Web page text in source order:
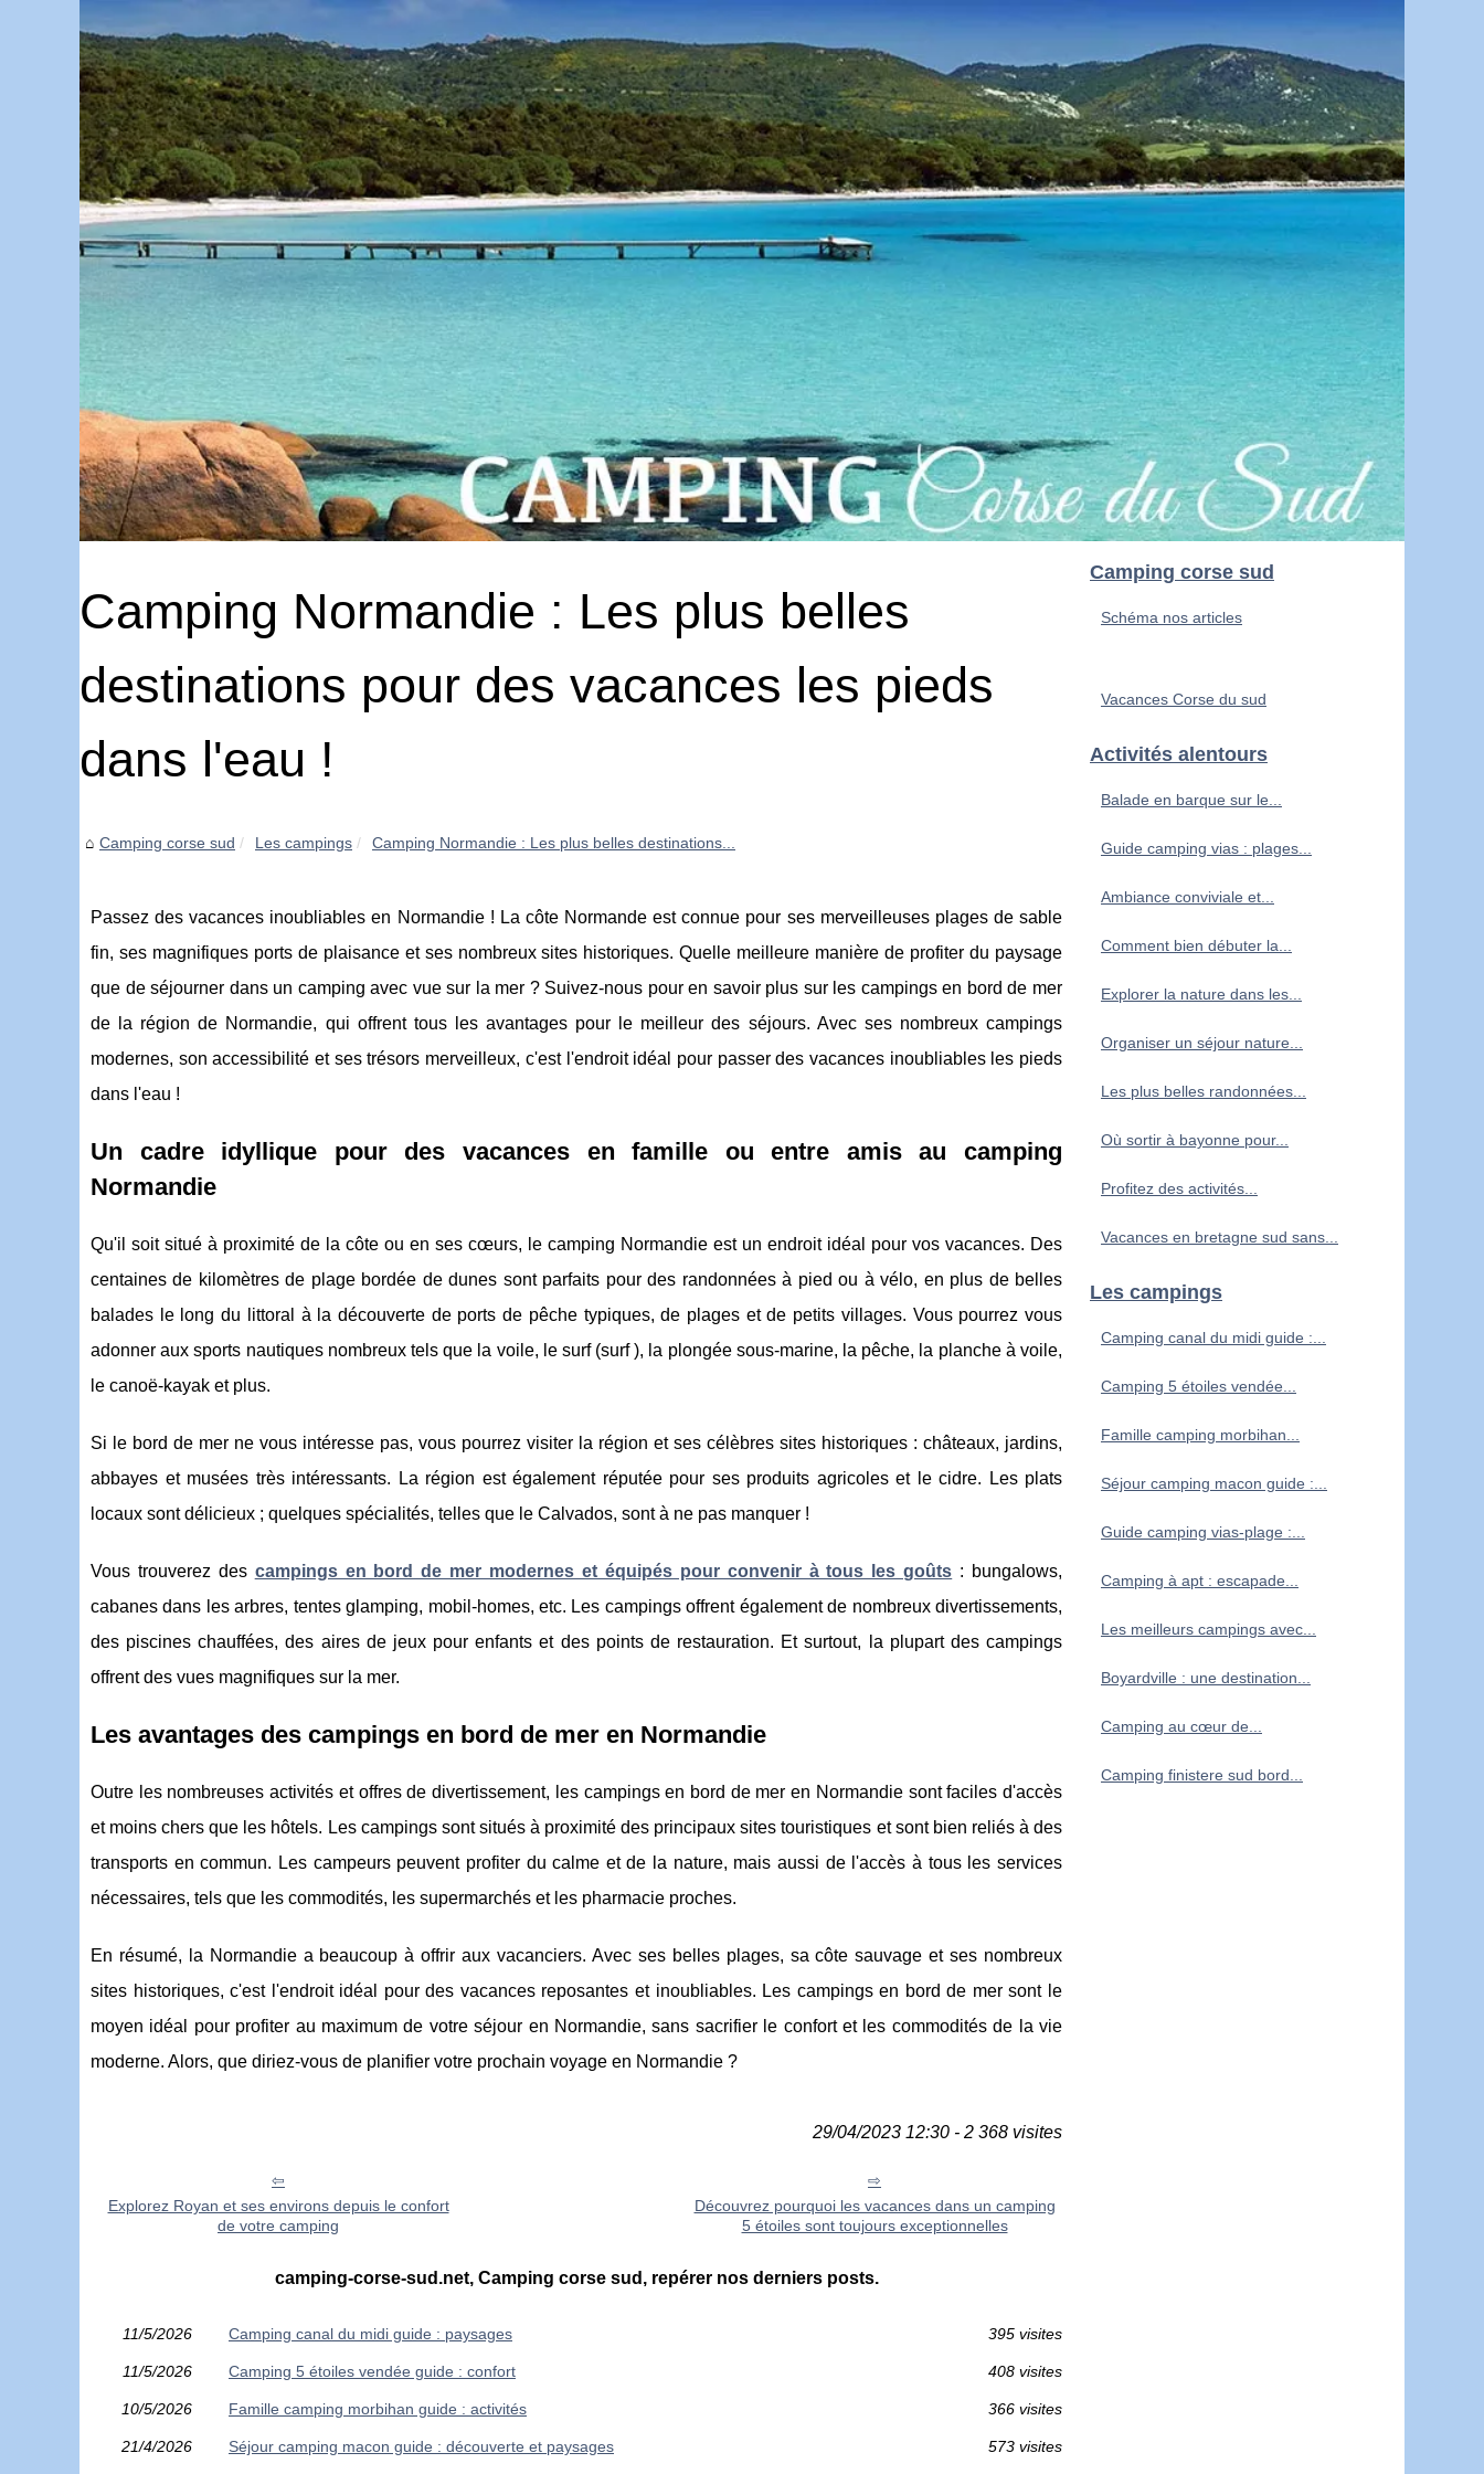
Camping Normandie : Les plus belles
destinations pour des vacances les pieds
dans l'eau !
Camping corse sud Les campings Camping Normandie : Les plus belles destinations...
Passez des vacances inoubliables en Normandie ! La côte Normande est connue pour ses merveilleuses plages de sable
fin, ses magnifiques ports de plaisance et ses nombreux sites historiques. Quelle meilleure manière de profiter du paysage
que de séjourner dans un camping avec vue sur la mer ? Suivez-nous pour en savoir plus sur les campings en bord de mer
de la région de Normandie, qui offrent tous les avantages pour le meilleur des séjours. Avec ses nombreux campings
modernes, son accessibilité et ses trésors merveilleux, c'est l'endroit idéal pour passer des vacances inoubliables les pieds
dans l'eau !
Un cadre idyllique pour des vacances en famille ou entre amis au camping
Normandie
Qu'il soit situé à proximité de la côte ou en ses cœurs, le camping Normandie est un endroit idéal pour vos vacances. Des
centaines de kilomètres de plage bordée de dunes sont parfaits pour des randonnées à pied ou à vélo, en plus de belles
balades le long du littoral à la découverte de ports de pêche typiques, de plages et de petits villages. Vous pourrez vous
adonner aux sports nautiques nombreux tels que la voile, le surf (surf ), la plongée sous-marine, la pêche, la planche à voile,
le canoë-kayak et plus.
Si le bord de mer ne vous intéresse pas, vous pourrez visiter la région et ses célèbres sites historiques : châteaux, jardins,
abbayes et musées très intéressants. La région est également réputée pour ses produits agricoles et le cidre. Les plats
locaux sont délicieux ; quelques spécialités, telles que le Calvados, sont à ne pas manquer !
Vous trouverez des campings en bord de mer modernes et équipés pour convenir à tous les goûts : bungalows,
cabanes dans les arbres, tentes glamping, mobil-homes, etc. Les campings offrent également de nombreux divertissements,
des piscines chauffées, des aires de jeux pour enfants et des points de restauration. Et surtout, la plupart des campings
offrent des vues magnifiques sur la mer.
Les avantages des campings en bord de mer en Normandie
Outre les nombreuses activités et offres de divertissement, les campings en bord de mer en Normandie sont faciles d'accès
et moins chers que les hôtels. Les campings sont situés à proximité des principaux sites touristiques et sont bien reliés à des
transports en commun. Les campeurs peuvent profiter du calme et de la nature, mais aussi de l'accès à tous les services
nécessaires, tels que les commodités, les supermarchés et les pharmacie proches.
En résumé, la Normandie a beaucoup à offrir aux vacanciers. Avec ses belles plages, sa côte sauvage et ses nombreux
sites historiques, c'est l'endroit idéal pour des vacances reposantes et inoubliables. Les campings en bord de mer sont le
moyen idéal pour profiter au maximum de votre séjour en Normandie, sans sacrifier le confort et les commodités de la vie
moderne. Alors, que diriez-vous de planifier votre prochain voyage en Normandie ?
29/04/2023 12:30 - 2 368 visites
Explorez Royan et ses environs depuis le confort
de votre camping
Découvrez pourquoi les vacances dans un camping
5 étoiles sont toujours exceptionnelles
camping-corse-sud.net, Camping corse sud, repérer nos derniers posts.
11/5/2026 Camping canal du midi guide : paysages 395 visites
11/5/2026 Camping 5 étoiles vendée guide : confort 408 visites
10/5/2026 Famille camping morbihan guide : activités 366 visites
21/4/2026 Séjour camping macon guide : découverte et paysages 573 visites
Camping corse sud
Schéma nos articles
Vacances Corse du sud
Activités alentours
Balade en barque sur le...
Guide camping vias : plages...
Ambiance conviviale et...
Comment bien débuter la...
Explorer la nature dans les...
Organiser un séjour nature...
Les plus belles randonnées...
Où sortir à bayonne pour...
Profitez des activités...
Vacances en bretagne sud sans...
Les campings
Camping canal du midi guide :...
Camping 5 étoiles vendée...
Famille camping morbihan...
Séjour camping macon guide :...
Guide camping vias-plage :...
Camping à apt : escapade...
Les meilleurs campings avec...
Boyardville : une destination...
Camping au cœur de...
Camping finistere sud bord...